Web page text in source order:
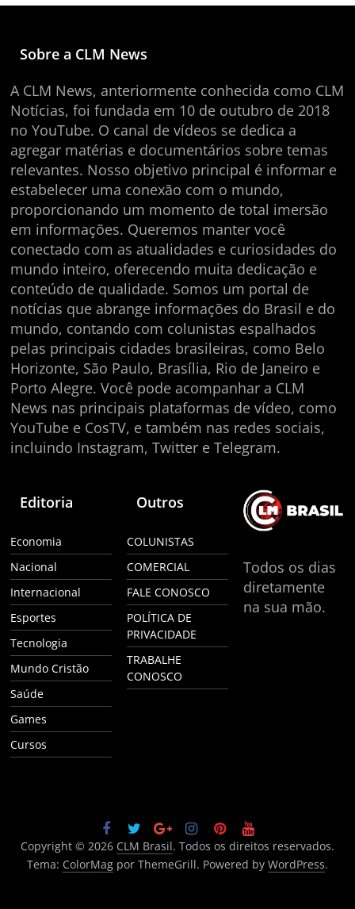
Sobre a CLM News
A CLM News, anteriormente conhecida como CLM
Notícias, foi fundada em 10 de outubro de 2018
no YouTube. O canal de vídeos se dedica a
agregar matérias e documentários sobre temas
relevantes. Nosso objetivo principal é informar e
estabelecer uma conexão com o mundo,
proporcionando um momento de total imersão
em informações. Queremos manter você
conectado com as atualidades e curiosidades do
mundo inteiro, oferecendo muita dedicação e
conteúdo de qualidade. Somos um portal de
notícias que abrange informações do Brasil e do
mundo, contando com colunistas espalhados
pelas principais cidades brasileiras, como Belo
Horizonte, São Paulo, Brasília, Rio de Janeiro e
Porto Alegre. Você pode acompanhar a CLM
News nas principais plataformas de vídeo, como
YouTube e CosTV, e também nas redes sociais,
incluindo Instagram, Twitter e Telegram.
Editoria
Economia
Nacional
Internacional
Esportes
Tecnologia
Mundo Cristão
Saúde
Games
Cursos
Outros
COLUNISTAS
COMERCIAL
FALE CONOSCO
POLÍTICA DE
PRIVACIDADE
TRABALHE
CONOSCO
Todos os dias
diretamente
na sua mão.
Copyright © 2026 CLM Brasil. Todos os direitos reservados.
Tema: ColorMagpor ThemeGrill. Powered by WordPress.